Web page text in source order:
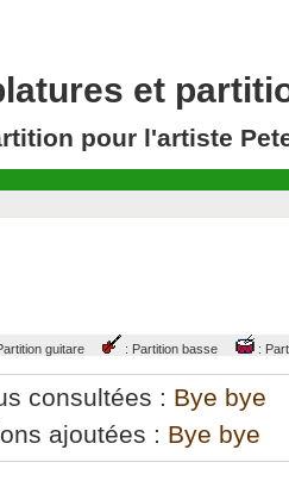
et
pour l'artiste
guitare : Partition basse :
consultées : Bye bye
ajoutées : Bye bye